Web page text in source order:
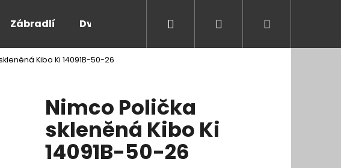
Zábradlí Dveře a zárubně Kontakt Blog
Přihlášení
Kibo Ki 14091B-50-26
Nimco Polička
skleněná Kibo Ki
14091B-50-26